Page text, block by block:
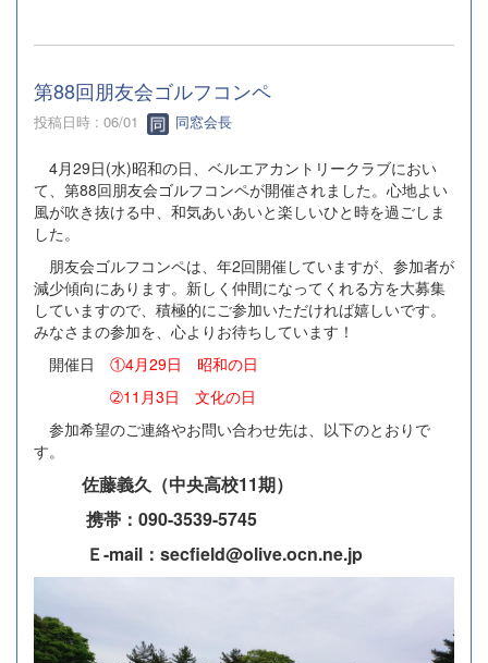
第88回朋友会ゴルフコンペ
投稿日時 : 06/01 同窓会長
4月29日(水)昭和の日、ベルエアカントリークラブにおい
て、第88回朋友会ゴルフコンペが開催されました。心地よい
風が吹き抜ける中、和気あいあいと楽しいひと時を過ごしま
した。
朋友会ゴルフコンペは、年2回開催していますが、参加者が
減少傾向にあります。新しく仲間になってくれる方を大募集
していますので、積極的にご参加いただければ嬉しいです。
みなさまの参加を、心よりお待ちしています！
開催日 ①4月29日 昭和の日
➁11月3日 文化の日
参加希望のご連絡やお問い合わせ先は、以下のとおりで
す。
佐藤義久（中央高校11期）
携帯：090-3539-5745
Ｅ-mail：secfield@olive.ocn.ne.jp